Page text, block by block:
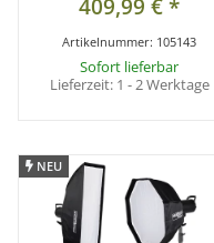
409,99 €*
Artikelnummer: 105143
Sofort lieferbar
Lieferzeit: 1 - 2 Werktage
NEU
NEU